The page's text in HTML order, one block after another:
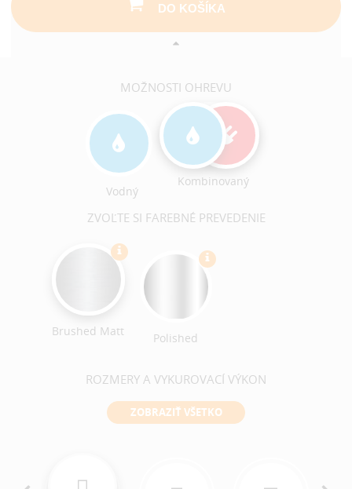
DO KOŠÍKA
MOŽNOSTI OHREVU
Vodný
Kombinovaný
ZVOĽTE SI FAREBNÉ PREVEDENIE
Brushed Matt Polished
ROZMERY A VYKUROVACÍ VÝKON
ZOBRAZIŤ VŠETKO